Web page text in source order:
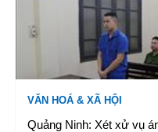
VĂN HOÁ & XÃ HỘI
Quảng Ninh: Xét xử vụ